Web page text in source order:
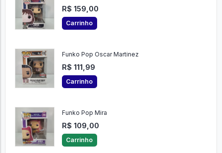
R$ 159,00
Carrinho
Funko Pop Oscar Martinez
R$ 111,99
Carrinho
Funko Pop Mira
R$ 109,00
Carrinho